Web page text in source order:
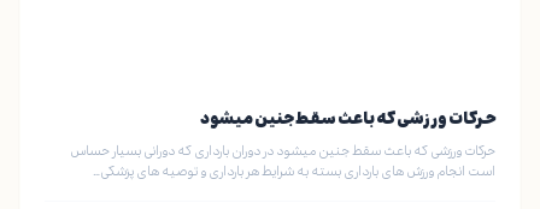
حرکات ورزشی که باعث سقط جنین میشود
حرکات ورزشی که باعث سقط جنین میشود در دوران بارداری که دورانی بسیار حساس
است انجام ورزش های بارداری بسته به شرایط هر بارداری و توصیه های پزشکی…